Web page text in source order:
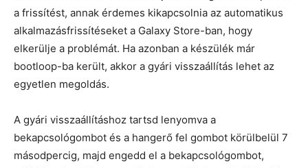
a frissítést, annak érdemes kikapcsolnia az automatikus
alkalmazásfrissítéseket a Galaxy Store-ban, hogy
elkerülje a problémát. Ha azonban a készülék már
bootloop-ba került, akkor a gyári visszaállítás lehet az
egyetlen megoldás.
A gyári visszaállításhoz tartsd lenyomva a
bekapcsológombot és a hangerő fel gombot körülbelül 7
másodpercig, majd engedd el a bekapcsológombot,